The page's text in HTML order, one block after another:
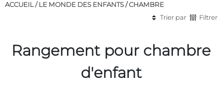
ACCUEIL / LE MONDE DES ENFANTS/CHAMBRE
Trier par
Filtrer
Rangement pour chambre
d'enfant